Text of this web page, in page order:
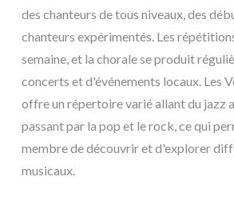
des chanteurs de tous niveaux, des
chanteurs expérimentés. Les
semaine, et la chorale se produit
concerts et d'événements locaux. Les
offre un répertoire varié allant du jazz
passant par la pop et le rock, ce qui
membre de découvrir et d'explorer
musicaux.